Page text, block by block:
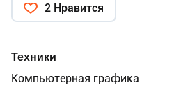
2 Нравится
Техники
Компьютерная графика